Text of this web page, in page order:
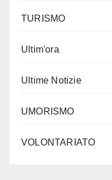
TURISMO
Ultim'ora
Ultime Notizie
UMORISMO
VOLONTARIATO